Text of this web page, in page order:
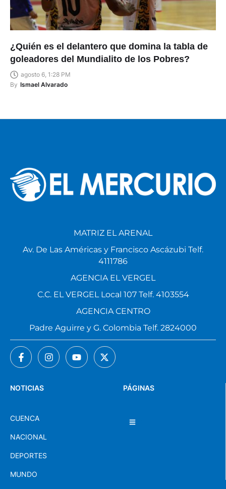
¿Quién es el delantero que domina la tabla de
goleadores del Mundialito de los Pobres?
agosto 6, 1:28 PM
By Ismael Alvarado
PÁGINAS
NOTICIAS
CUENCA
NACIONAL
DEPORTES
MUNDO
MATRIZ EL ARENAL
Av. De Las Américas y Francisco Ascázubi Telf.
4111786
AGENCIA EL VERGEL
C.C. EL VERGEL Local 107 Telf. 4103554
AGENCIA CENTRO
Padre Aguirre y G. Colombia Telf. 2824000